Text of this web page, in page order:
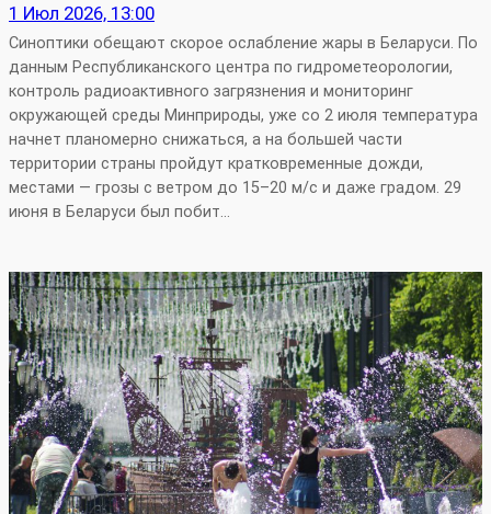
1 Июл 2026, 13:00
Синоптики обещают скорое ослабление жары в Беларуси. По
данным Республиканского центра по гидрометеорологии,
контроль радиоактивного загрязнения и мониторинг
окружающей среды Минприроды, уже со 2 июля температура
начнет планомерно снижаться, а на большей части
территории страны пройдут кратковременные дожди,
местами — грозы с ветром до 15–20 м/с и даже градом. 29
июня в Беларуси был побит…